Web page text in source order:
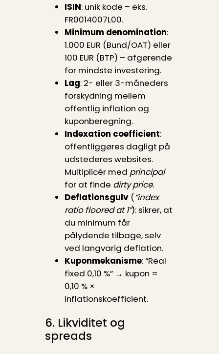
ISIN: unik kode – eks.
FR0014007L00.
Minimum denomination:
1.000 EUR (Bund/OAT) eller
100 EUR (BTP) – afgørende
for mindste investering.
Lag: 2- eller 3-måneders
forskydning mellem
offentlig inflation og
kuponberegning.
Indexation coefficient:
offentliggøres dagligt på
udstederes websites.
Multiplicér med principal
for at finde dirty price.
Deflationsgulv(“index
ratio floored at 1”): sikrer, at
du minimum får
pålydende tilbage, selv
ved langvarig deflation.
Kuponmekanisme: “Real
fixed 0,10 %” → kupon =
0,10 % ×
inflationskoefficient.
6. Likviditet og
spreads